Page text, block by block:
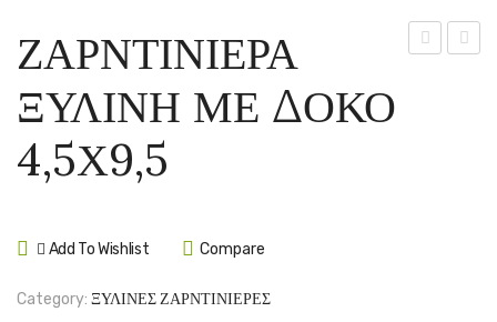
ΖΑΡΝΤΙΝΙΕΡΑ
ΞΥΛΙΝΗ ΜΕ ΔΟΚΟ
4,5Χ9,5
Add To Wishlist Compare
Category: ΞΥΛΙΝΕΣ ΖΑΡΝΤΙΝΙΕΡΕΣ